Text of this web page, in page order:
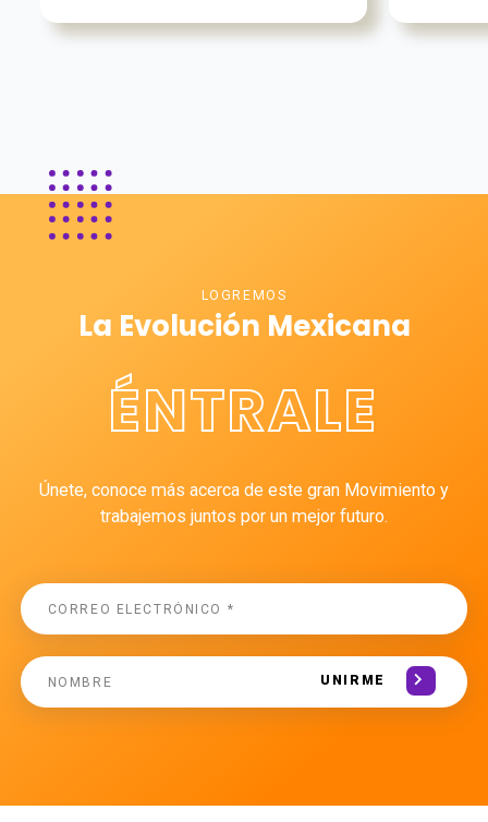
LOGREMOS
La Evolución Mexicana
ÉNTRALE
Únete, conoce más acerca de este gran Movimiento y
trabajemos juntos por un mejor futuro.
UNIRME